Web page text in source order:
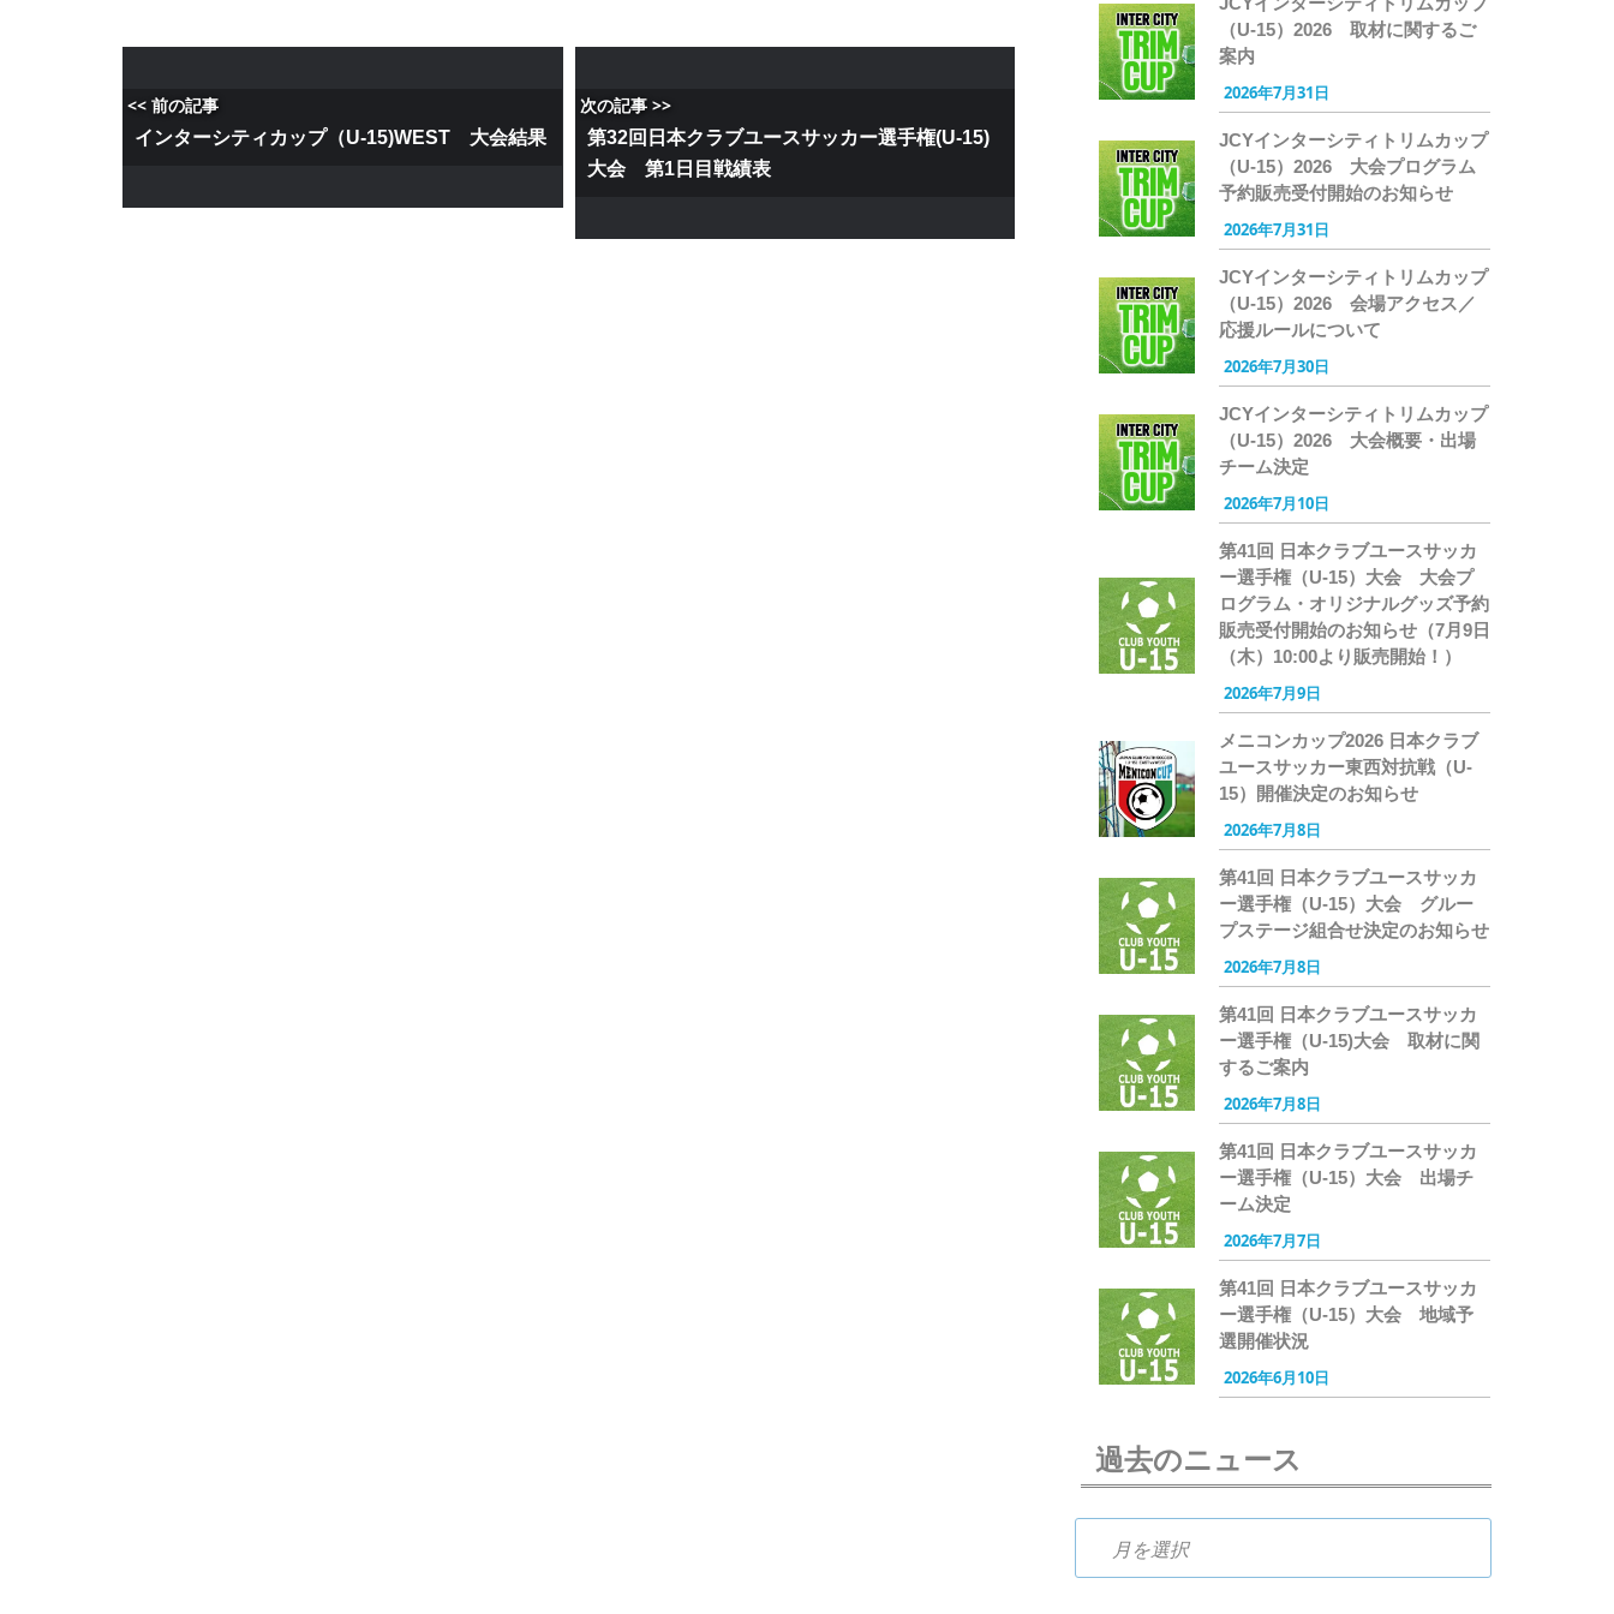
<< 前の記事
インターシティカップ（U-15)WEST 大会結果
次の記事 >>
第32回日本クラブユースサッカー選手権(U-15)
大会 第1日目戦績表
（U-15）2026 取材に関するご
案内
2026年7月31日
JCYインターシティトリムカップ
（U-15）2026 大会プログラム
予約販売受付開始のお知らせ
2026年7月31日
JCYインターシティトリムカップ
（U-15）2026 会場アクセス／
応援ルールについて
2026年7月30日
JCYインターシティトリムカップ
（U-15）2026 大会概要・出場
チーム決定
2026年7月10日
第41回 日本クラブユースサッカ
ー選手権（U-15）大会 大会プ
ログラム・オリジナルグッズ予約
販売受付開始のお知らせ（7月9日
（木）10:00より販売開始！）
2026年7月9日
メニコンカップ2026 日本クラブ
ユースサッカー東西対抗戦（U-
15）開催決定のお知らせ
2026年7月8日
第41回 日本クラブユースサッカ
ー選手権（U-15）大会 グルー
プステージ組合せ決定のお知らせ
2026年7月8日
第41回 日本クラブユースサッカ
ー選手権（U-15)大会 取材に関
するご案内
2026年7月8日
第41回 日本クラブユースサッカ
ー選手権（U-15）大会 出場チ
ーム決定
2026年7月7日
第41回 日本クラブユースサッカ
ー選手権（U-15）大会 地域予
選開催状況
2026年6月10日
過去のニュース